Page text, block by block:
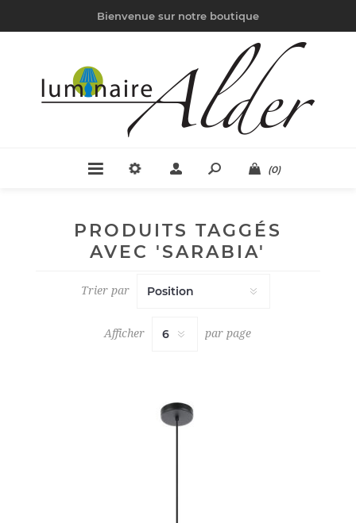
Bienvenue sur notre boutique
(0)
PRODUITS TAGGÉS
AVEC 'SARABIA'
Trier par
Afficher par page